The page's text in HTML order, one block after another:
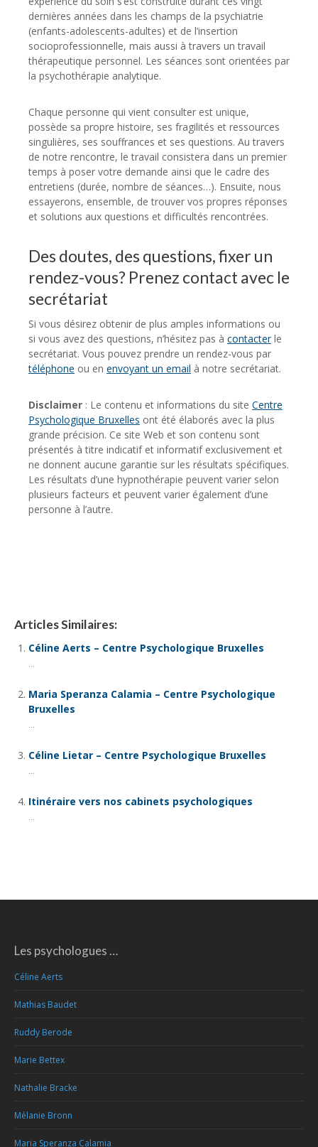
dernières années dans les champs de la psychiatrie
(enfants-adolescents-adultes) et de l’insertion
socioprofessionnelle, mais aussi à travers un travail
thérapeutique personnel. Les séances sont orientées par
la psychothérapie analytique.
Chaque personne qui vient consulter est unique,
possède sa propre histoire, ses fragilités et ressources
singulières, ses souffrances et ses questions. Au travers
de notre rencontre, le travail consistera dans un premier
temps à poser votre demande ainsi que le cadre des
entretiens (durée, nombre de séances…). Ensuite, nous
essayerons, ensemble, de trouver vos propres réponses
et solutions aux questions et difficultés rencontrées.
Des doutes, des questions, fixer un
rendez-vous? Prenez contact avec le
secrétariat
Si vous désirez obtenir de plus amples informations ou
si vous avez des questions, n’hésitez pas à contacterle
secrétariat. Vous pouvez prendre un rendez-vous par
téléphone ou en envoyant un email à notre secrétariat.
Disclaimer : Le contenu et informations du site Centre
Psychologique Bruxelles ont été élaborés avec la plus
grande précision. Ce site Web et son contenu sont
présentés à titre indicatif et informatif exclusivement et
ne donnent aucune garantie sur les résultats spécifiques.
Les résultats d’une hypnothérapie peuvent varier selon
plusieurs facteurs et peuvent varier également d’une
personne à l’autre.
Articles Similaires:
Céline Aerts – Centre Psychologique Bruxelles
Maria Speranza Calamia – Centre Psychologique
Bruxelles
Céline Lietar – Centre Psychologique Bruxelles
Itinéraire vers nos cabinets psychologiques
Les psychologues …
Céline Aerts
Mathias Baudet
Ruddy Berode
Marie Bettex
Nathalie Bracke
Mélanie Bronn
Maria Speranza Calamia